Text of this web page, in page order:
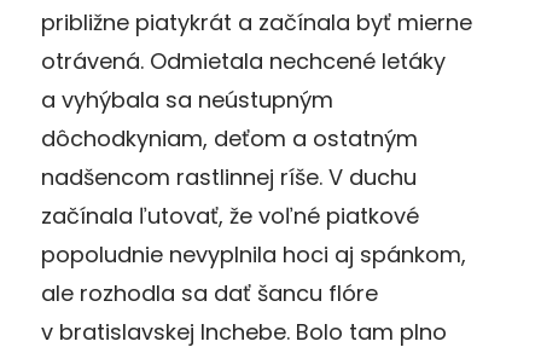
približne piatykrát a začínala byť mierne
otrávená. Odmietala nechcené letáky
a vyhýbala sa neústupným
dôchodkyniam, deťom a ostatným
nadšencom rastlinnej ríše. V duchu
začínala ľutovať, že voľné piatkové
popoludnie nevyplnila hoci aj spánkom,
ale rozhodla sa dať šancu flóre
v bratislavskej Inchebe. Bolo tam plno